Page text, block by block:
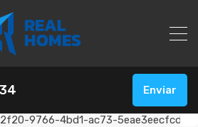
Enviar